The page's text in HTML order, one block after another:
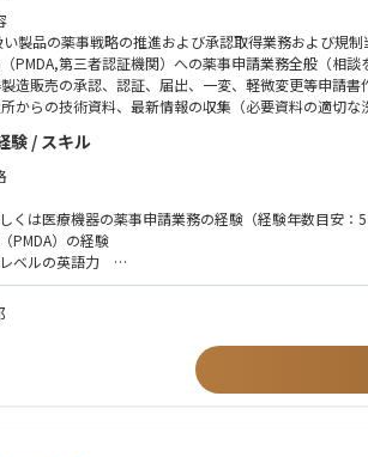
製品の薬事戦略の推進および承認取得業務および規
PMDA,第三者認証機関）への薬事申請業務全般（相談
造販売の承認、認証、届出、一変、軽微変更等申請書
からの技術資料、最新情報の収集（必要資料の適切な
の渉外交渉、指摘事項への対応（方針の提案を含む）
案）作成
MDSAP対応
望書作成
ーーーーーーーーーーーーーー
当社の魅力
請のパイプラインが豊富
本へ上陸させるフェーズで、新規承認申請に携わること
イフサイクル管理まで一貫して携われる
なく、一部変更申請、保険申請、QMS、再審査、さら
フサイクル全般に関わることができ、特定プロセスだ
だからこそ得られる裁量とスピード
験 / スキル
くは医療機器の薬事申請業務の経験（経験年数目安：5
PMDA）の経験
ベルの英語力
ャット、文書作成等によるグローバルとの日常的なコ
ミーティングに対する抵抗感がない方
ックグラウンド（工学、生物、化学、薬学、医学等）